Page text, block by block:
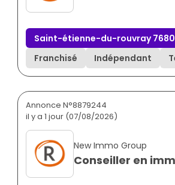
Saint-étienne-du-rouvray
Franchisé
Indépendant
Annonce N°8879244
il y a 1 jour (07/08/2026)
New Immo Group
Conseiller en